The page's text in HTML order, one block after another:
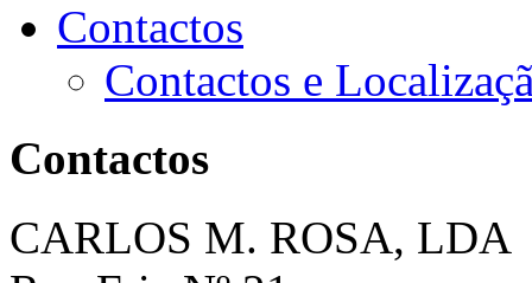
Contactos
Contactos e
Contactos
CARLOS M. ROSA, LDA